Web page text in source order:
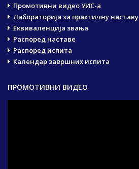
Промотивни видео УИС-а
Лабораторија за практичну наставу
Еквиваленција звања
Распоред наставе
Распоред испита
Календар завршних испита
ПРОМОТИВНИ ВИДЕО